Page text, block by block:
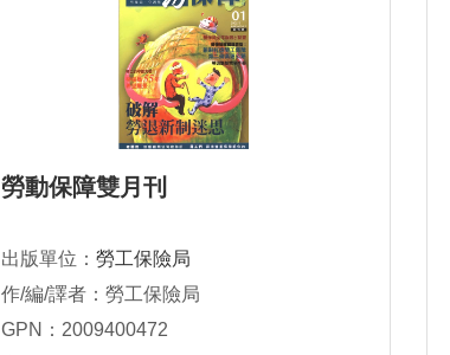
勞動保障雙月刊
出版單位： 勞工保險局
作/編/譯者：勞工保險局
GPN：2009400472